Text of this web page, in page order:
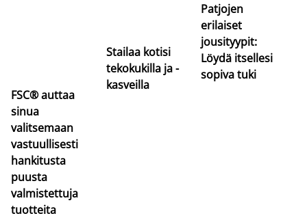
FSC® auttaa
sinua
valitsemaan
vastuullisesti
hankitusta
puusta
valmistettuja
tuotteita
Stailaa kotisi
tekokukilla ja -
kasveilla
Patjojen
erilaiset
jousityypit:
Löydä itsellesi
sopiva tuki